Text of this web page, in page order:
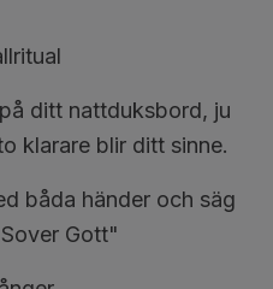
ditt nattduksbord, ju
klarare blir ditt sinne.
båda händer och säg
Gott"